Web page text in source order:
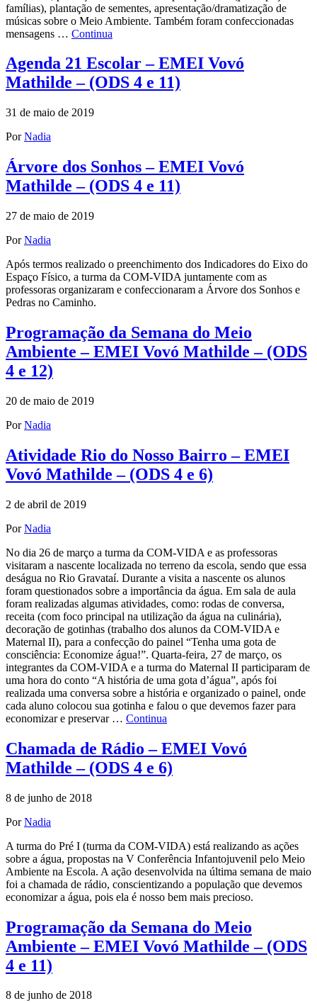
famílias), plantação de sementes, apresentação/dramatização de
músicas sobre o Meio Ambiente. Também foram confeccionadas
mensagens … Continua
Agenda 21 Escolar – EMEI Vovó
Mathilde – (ODS 4 e 11)
31 de maio de 2019
PorNadia
Árvore dos Sonhos – EMEI Vovó
Mathilde – (ODS 4 e 11)
27 de maio de 2019
PorNadia
Após termos realizado o preenchimento dos Indicadores do Eixo do
Espaço Físico, a turma da COM-VIDA juntamente com as
professoras organizaram e confeccionaram a Árvore dos Sonhos e
Pedras no Caminho.
Programação da Semana do Meio
Ambiente – EMEI Vovó Mathilde – (ODS
4 e 12)
20 de maio de 2019
PorNadia
Atividade Rio do Nosso Bairro – EMEI
Vovó Mathilde – (ODS 4 e 6)
2 de abril de 2019
PorNadia
No dia 26 de março a turma da COM-VIDA e as professoras
visitaram a nascente localizada no terreno da escola, sendo que essa
deságua no Rio Gravataí. Durante a visita a nascente os alunos
foram questionados sobre a importância da água. Em sala de aula
foram realizadas algumas atividades, como: rodas de conversa,
receita (com foco principal na utilização da água na culinária),
decoração de gotinhas (trabalho dos alunos da COM-VIDA e
Maternal II), para a confecção do painel “Tenha uma gota de
consciência: Economize água!”. Quarta-feira, 27 de março, os
integrantes da COM-VIDA e a turma do Maternal II participaram de
uma hora do conto “A história de uma gota d’água”, após foi
realizada uma conversa sobre a história e organizado o painel, onde
cada aluno colocou sua gotinha e falou o que devemos fazer para
economizar e preservar … Continua
Chamada de Rádio – EMEI Vovó
Mathilde – (ODS 4 e 6)
8 de junho de 2018
PorNadia
A turma do Pré I (turma da COM-VIDA) está realizando as ações
sobre a água, propostas na V Conferência Infantojuvenil pelo Meio
Ambiente na Escola. A ação desenvolvida na última semana de maio
foi a chamada de rádio, conscientizando a população que devemos
economizar a água, pois ela é nosso bem mais precioso.
Programação da Semana do Meio
Ambiente – EMEI Vovó Mathilde – (ODS
4 e 11)
8 de junho de 2018